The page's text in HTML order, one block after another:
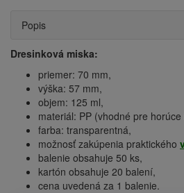
Popis
Dresinková miska:
priemer: 70 mm,
výška: 57 mm,
objem: 125 ml,
materiál: PP (vhodné pre
farba: transparentná,
možnosť zakúpenia praktického
balenie obsahuje 50 ks,
kartón obsahuje 20 balení,
cena uvedená za 1 balenie.